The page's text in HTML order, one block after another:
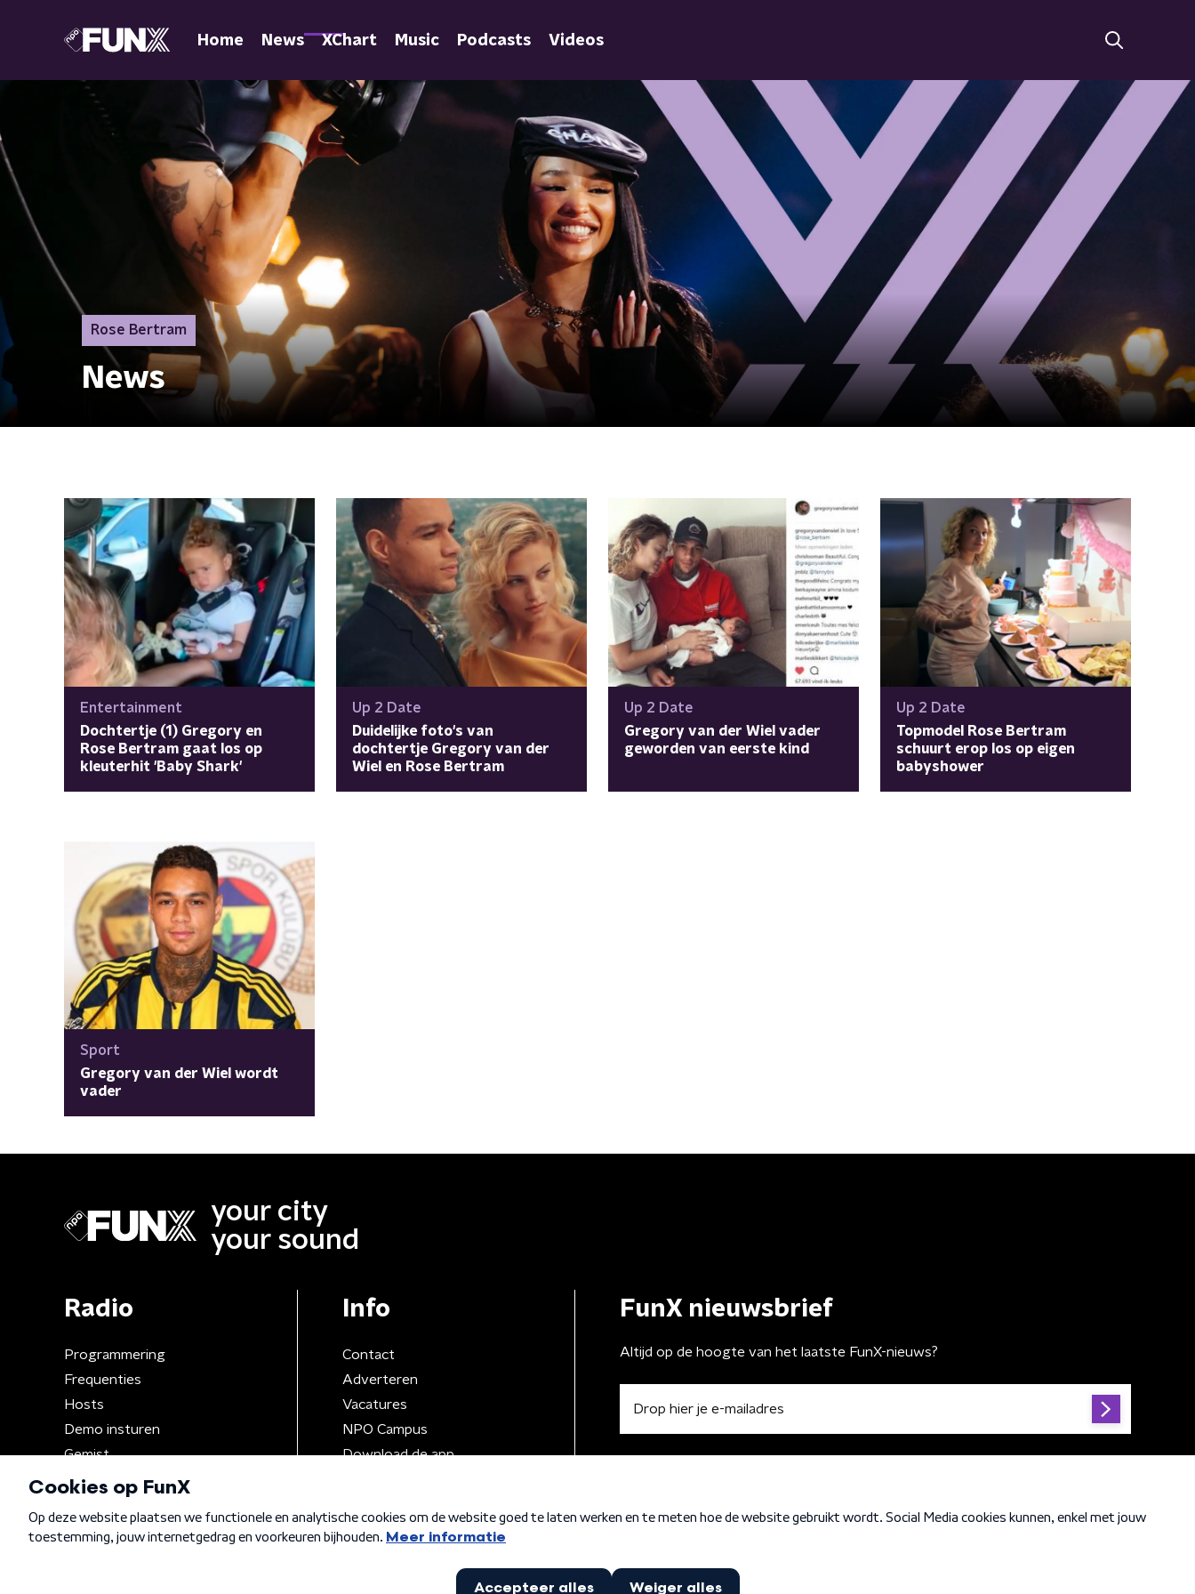
Home News XChart Music Podcasts Videos
Rose Bertram
News
Entertainment
Dochtertje (1) Gregory en
Rose Bertram gaat los op
kleuterhit 'Baby Shark'
Up 2 Date
Duidelijke foto's van
dochtertje Gregory van der
Wiel en Rose Bertram
Up 2 Date
Gregory van der Wiel vader
geworden van eerste kind
Up 2 Date
Topmodel Rose Bertram
schuurt erop los op eigen
babyshower
Sport
Gregory van der Wiel wordt
vader
your city
your sound
Radio
Programmering
Frequenties
Hosts
Demo insturen
Gemist
Info
Contact
Adverteren
Vacatures
NPO Campus
Download de app
FunX nieuwsbrief
Altijd op de hoogte van het laatste FunX-nieuws?
Algemene voorwaarden Privacybeleid